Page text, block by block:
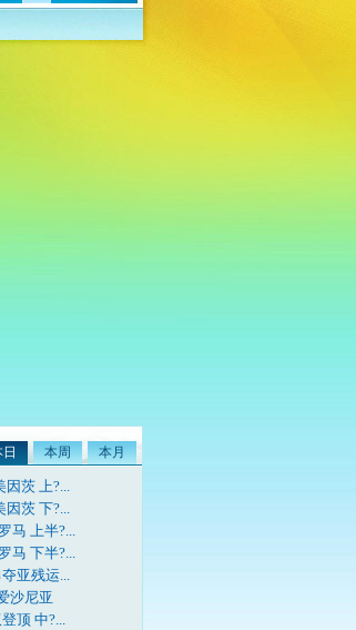
本周 本月
因茨 上?...
因茨 下?...
马 上半?...
马 下半?...
亚残运...
沙尼亚
顶 中?...